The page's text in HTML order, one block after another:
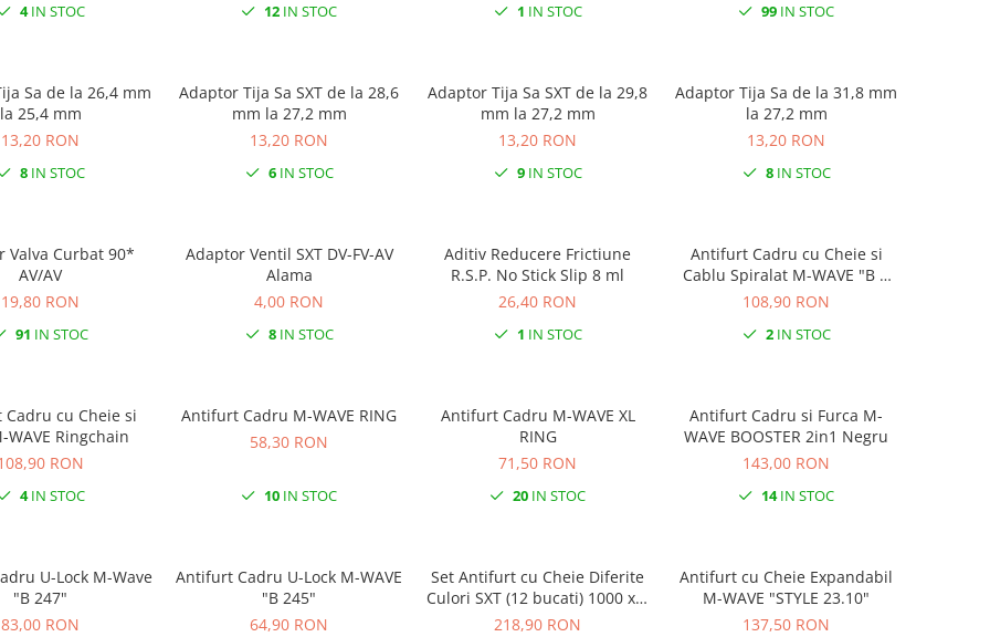
4IN STOC 12 IN STOC 1 IN STOC 99 IN STOC
Sa de la 26,4 mm
la 25,4 mm
13,20 RON
8IN STOC
Adaptor Tija Sa SXT de la 28,6
mm la 27,2 mm
13,20 RON
6IN STOC
Adaptor Tija Sa SXT de la 29,8
mm la 27,2 mm
13,20 RON
9IN STOC
Adaptor Tija Sa de la 31,8 mm
la 27,2 mm
13,20 RON
8IN STOC
Valva Curbat 90*
AV/AV
19,80 RON
91 IN STOC
Adaptor Ventil SXT DV-FV-AV
Alama
4,00 RON
8IN STOC
Aditiv Reducere Frictiune
R.S.P. No Stick Slip 8 ml
26,40 RON
1 IN STOC
Antifurt Cadru cu Cheie si
Cablu Spiralat M-WAVE "B &
S"
108,90 RON
2IN STOC
cu Cheie si
WAVE Ringchain
RON
4IN STOC
Antifurt Cadru M-WAVE RING
58,30 RON
10 IN STOC
Antifurt Cadru M-WAVE XL
RING
71,50 RON
20 IN STOC
Antifurt Cadru si Furca M-
WAVE BOOSTER 2in1 Negru
143,00 RON
14IN STOC
Lock M-Wave
"B 247"
83,00 RON
Antifurt Cadru U-Lock M-WAVE
"B 245"
64,90 RON
Set Antifurt cu Cheie Diferite
Culori SXT (12 bucati) 1000 x 6
mm
218,90 RON
Antifurt cu Cheie Expandabil
M-WAVE "STYLE 23.10"
137,50 RON